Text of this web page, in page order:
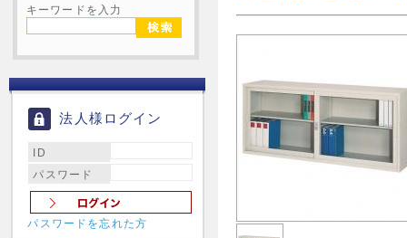
キーワードを入力
法人様ログイン
ID
パスワード
パスワードを忘れた方